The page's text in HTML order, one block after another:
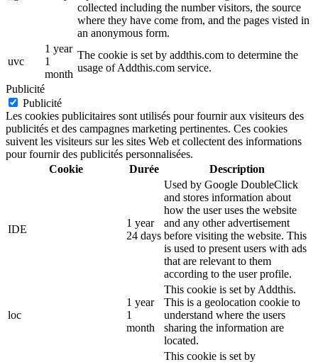
collected including the number visitors, the source
where they have come from, and the pages visted in
an anonymous form.
uvc
1 year
1
month
The cookie is set by addthis.com to determine the
usage of Addthis.com service.
Publicité
Publicité
Les cookies publicitaires sont utilisés pour fournir aux visiteurs des
publicités et des campagnes marketing pertinentes. Ces cookies
suivent les visiteurs sur les sites Web et collectent des informations
pour fournir des publicités personnalisées.
Cookie
Durée Description
IDE
1 year
24 days
Used by Google DoubleClick
and stores information about
how the user uses the website
and any other advertisement
before visiting the website. This
is used to present users with ads
that are relevant to them
according to the user profile.
loc
1 year
1
month
This cookie is set by Addthis.
This is a geolocation cookie to
understand where the users
sharing the information are
located.
This cookie is set by